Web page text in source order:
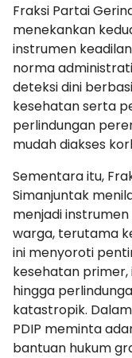
Fraksi Partai
menekankan
instrumen
norma
deteksi dini
kesehatan serta
perlindungan
mudah diakses
Sementara itu,
Simanjuntak
menjadi
warga, terutama
ini menyoroti
kesehatan
hingga
katastropik.
PDIP meminta
bantuan hukum